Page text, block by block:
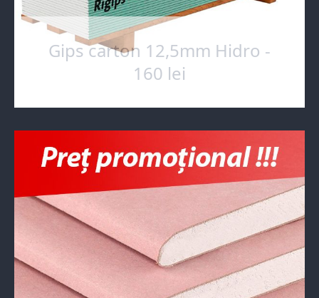
Gips carton 12,5mm Hidro -
160 lei